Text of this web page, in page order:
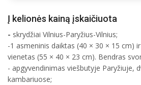
Į kelionės kainą įskaičiuota
- skrydžiai Vilnius-Paryžius-Vilnius;
-1 asmeninis daiktas (40 × 30 × 15 cm)
vienetas (55 × 40 × 23 cm). Bendras
- apgyvendinimas viešbutyje Paryžiuje,
kambariuose;